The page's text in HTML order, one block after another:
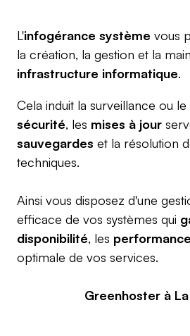
L'infogérance système vous
la création, la gestion et la
infrastructure informatique.
Cela induit la surveillance ou le
sécurité, les mises à jour
sauvegardes et la résolution
techniques.
Ainsi vous disposez d'une
efficace de vos systèmes qui
disponibilité, les performance
optimale de vos services.
Greenhoster à